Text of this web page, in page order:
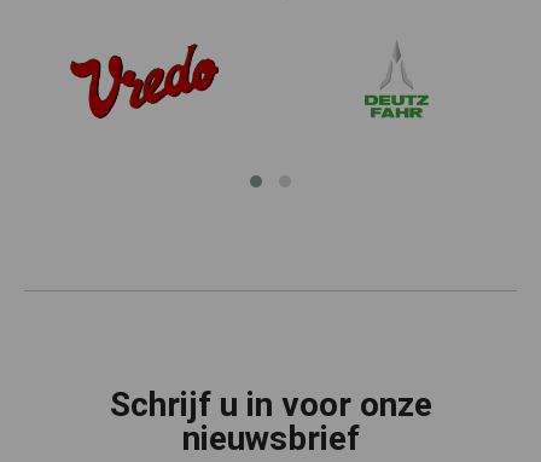
Schrijf u in voor onze
nieuwsbrief